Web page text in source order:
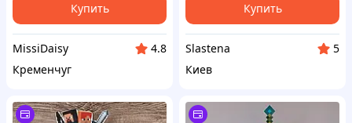
Купить
MissiDaisy
4.8
Кременчуг
Купить
Slastena
5
Киев